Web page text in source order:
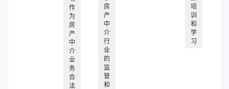
作
为
房
产
中
介
业
务
合
法
房
产
中
介
行
业
的
监
管
和
培
训
和
学
习